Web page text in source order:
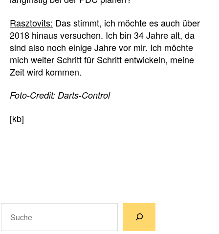
Rasztovits: Das stimmt, ich möchte es auch über
2018 hinaus versuchen. Ich bin 34 Jahre alt, da
sind also noch einige Jahre vor mir. Ich möchte
mich weiter Schritt für Schritt entwickeln, meine
Zeit wird kommen.
Foto-Credit: Darts-Control
[kb]